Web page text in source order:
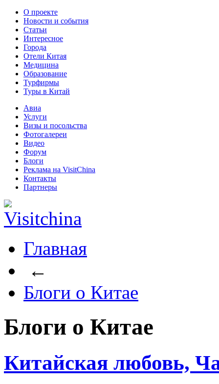
О проекте
Новости и события
Статьи
Интересное
Города
Отели Китая
Медицина
Образование
Турфирмы
Туры в Китай
Авиа
Услуги
Визы и посольства
Фотогалереи
Видео
Форум
Блоги
Реклама на VisitChina
Контакты
Партнеры
Главная
←
Блоги о Китае
Блоги о Китае
Китайская любовь,